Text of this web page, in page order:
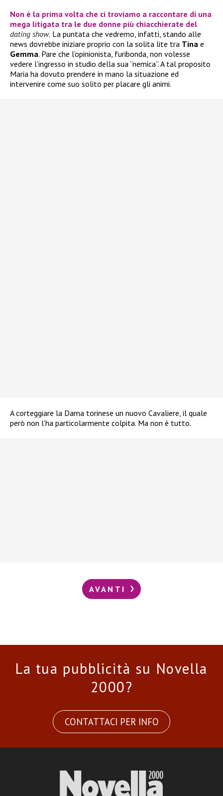
Non è la prima volta che ci troviamo a raccontare di una
mega litigata tra le due donne più chiacchierate del
dating show. La puntata che vedremo, infatti, stando alle
news dovrebbe iniziare proprio con la solita lite tra Tina e
Gemma. Pare che l’opinionista, furibonda, non volesse
vedere l’ingresso in studio della sua “nemica”. A tal proposito
Maria ha dovuto prendere in mano la situazione ed
intervenire come suo solito per placare gli animi.
A corteggiare la Dama torinese un nuovo Cavaliere, il quale
però non l’ha particolarmente colpita. Ma non è tutto.
AVANTI
La tua pubblicità su Novella
2000?
CONTATTACI PER INFO